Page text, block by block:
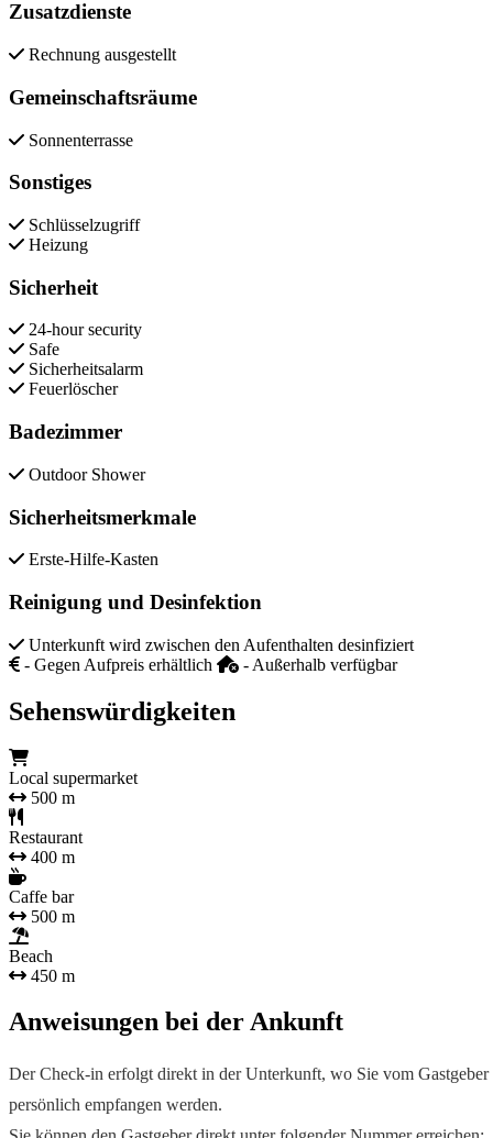
Zusatzdienste
Rechnung ausgestellt
Gemeinschaftsräume
Sonnenterrasse
Sonstiges
Schlüsselzugriff
Heizung
Sicherheit
24-hour security
Safe
Sicherheitsalarm
Feuerlöscher
Badezimmer
Outdoor Shower
Sicherheitsmerkmale
Erste-Hilfe-Kasten
Reinigung und Desinfektion
Unterkunft wird zwischen den Aufenthalten desinfiziert
- Gegen Aufpreis erhältlich
- Außerhalb verfügbar
Sehenswürdigkeiten
Local supermarket
500 m
Restaurant
400 m
Caffe bar
500 m
Beach
450 m
Anweisungen bei der Ankunft
Der Check-in erfolgt direkt in der Unterkunft, wo Sie vom Gastgeber
persönlich empfangen werden.